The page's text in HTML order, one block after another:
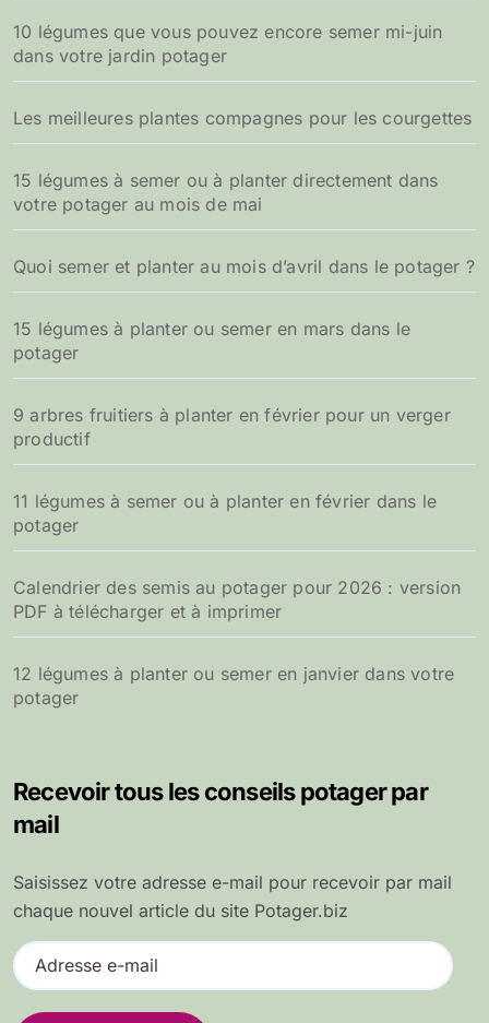
10 légumes que vous pouvez encore semer mi-juin
dans votre jardin potager
Les meilleures plantes compagnes pour les courgettes
15 légumes à semer ou à planter directement dans
votre potager au mois de mai
Quoi semer et planter au mois d’avril dans le potager ?
15 légumes à planter ou semer en mars dans le
potager
9 arbres fruitiers à planter en février pour un verger
productif
11 légumes à semer ou à planter en février dans le
potager
Calendrier des semis au potager pour 2026 : version
PDF à télécharger et à imprimer
12 légumes à planter ou semer en janvier dans votre
potager
Recevoir tous les conseils potager par
mail
Saisissez votre adresse e-mail pour recevoir par mail
chaque nouvel article du site Potager.biz
A
d